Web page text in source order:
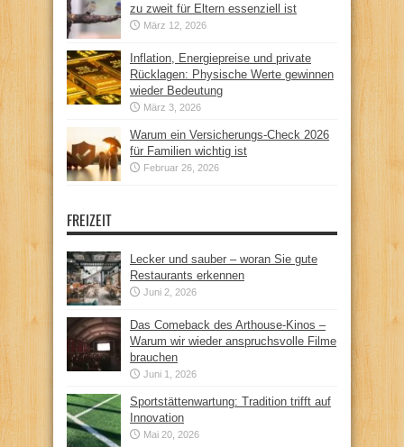
zu zweit für Eltern essenziell ist
März 12, 2026
Inflation, Energiepreise und private
Rücklagen: Physische Werte gewinnen
wieder Bedeutung
März 3, 2026
Warum ein Versicherungs-Check 2026
für Familien wichtig ist
Februar 26, 2026
FREIZEIT
Lecker und sauber – woran Sie gute
Restaurants erkennen
Juni 2, 2026
Das Comeback des Arthouse-Kinos –
Warum wir wieder anspruchsvolle Filme
brauchen
Juni 1, 2026
Sportstättenwartung: Tradition trifft auf
Innovation
Mai 20, 2026